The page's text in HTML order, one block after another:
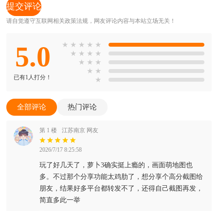
请自觉遵守互联网相关政策法规，网友评论内容与本站立场无关！
5.0
已有1人打分！
★ ★ ★ ★ ★
★ ★ ★ ★
★ ★ ★
★ ★
★
全部评论 热门评论
第 1 楼 江苏南京 网友
2026/7/17 8:25:58
玩了好几天了，萝卜3确实挺上瘾的，画面萌地图也
多。不过那个分享功能太鸡肋了，想分享个高分截图给
朋友，结果好多平台都转发不了，还得自己截图再发，
简直多此一举